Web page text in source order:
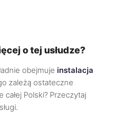
o tej usłudze?
obejmuje instalacja
zależą ostateczne
Polski? Przeczytaj